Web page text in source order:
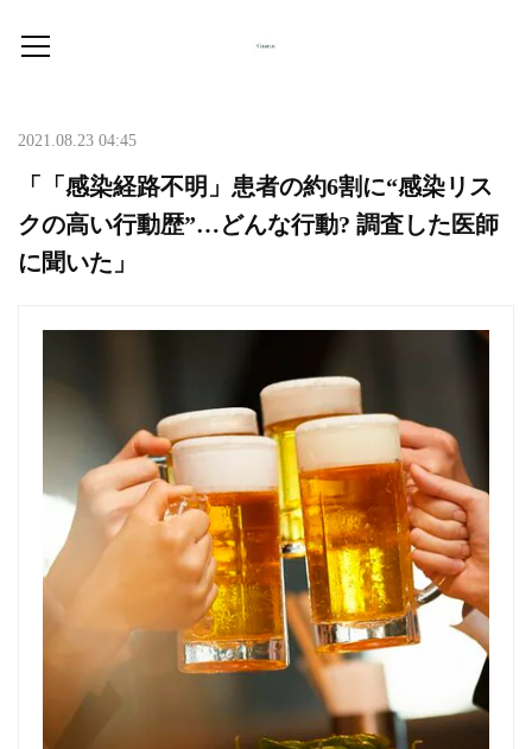
2021.08.23 04:45
「「感染経路不明」患者の約6割に“感染リス
クの高い行動歴”…どんな行動? 調査した医師
に聞いた」